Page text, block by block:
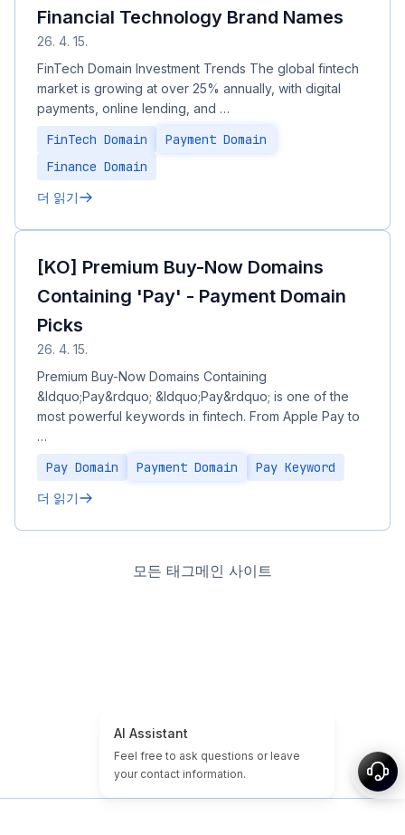
Financial Technology Brand Names
26. 4. 15.
FinTech Domain Investment Trends The global fintech
market is growing at over 25% annually, with digital
payments, online lending, and …
FinTech Domain
Payment Domain
Finance Domain
더 읽기
[KO] Premium Buy-Now Domains
Containing 'Pay' - Payment Domain
Picks
26. 4. 15.
Premium Buy-Now Domains Containing
&ldquo;Pay&rdquo; &ldquo;Pay&rdquo; is one of the
most powerful keywords in fintech. From Apple Pay to
…
Pay Domain Payment Domain Pay Keyword
더 읽기
모든 태그메인 사이트